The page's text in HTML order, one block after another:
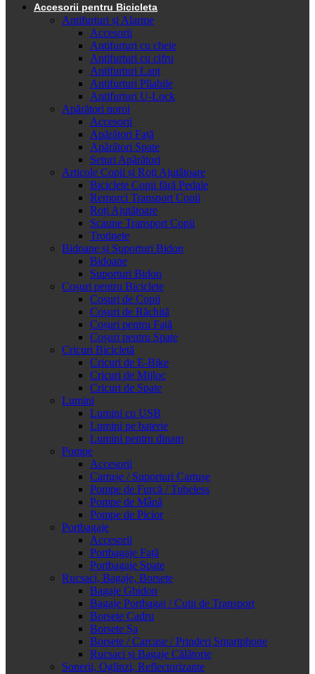
Accesorii pentru Bicicleta
Antifurturi și Alarme
Accesorii
Antifurturi cu cheie
Antifurturi cu cifru
Antifurturi Lanț
Antifurturi Pliabile
Antifurturi U-Lock
Apărători noroi
Accesorii
Apărători Față
Apărători Spate
Seturi Apărători
Articole Copii și Roți Ajutătoare
Biciclete Copii fără Pedale
Remorci Transport Copii
Roți Ajutătoare
Scaune Transport Copii
Trotinete
Bidoane și Suporturi Bidon
Bidoane
Suporturi Bidon
Coșuri pentru Biciclete
Cosuri de Copii
Coșuri de Răchită
Coșuri pentru Față
Coșuri pentru Spate
Cricuri Bicicletă
Cricuri de E-Bike
Cricuri de Mijloc
Cricuri de Spate
Lumini
Lumini cu USB
Lumini pe baterie
Lumini pentru dinam
Pompe
Accesorii
Cartușe / Suporturi Cartușe
Pompe de Furcă / Tubeless
Pompe de Mână
Pompe de Picior
Portbagaje
Accesorii
Portbagaje Față
Portbagaje Spate
Rucsaci, Bagaje, Borsete
Bagaje Ghidon
Bagaje Portbagaj / Cutii de Transport
Borsete Cadru
Borsete Șa
Borsete / Carcase / Prinderi Smartphone
Rucsaci și Bagaje Călătorie
Sonerii, Oglinzi, Reflectorizante